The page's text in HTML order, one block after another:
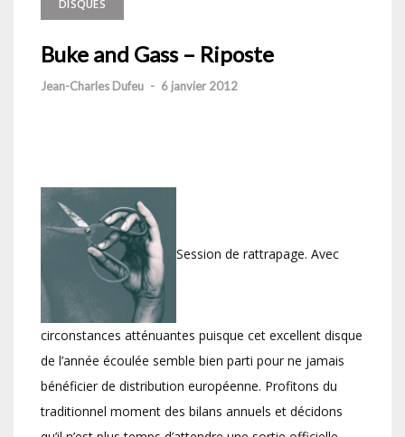
DISQUES
Buke and Gass – Riposte
Jean-Charles Dufeu - 6 janvier 2012
Session de rattrapage. Avec
circonstances atténuantes puisque cet excellent disque
de l’année écoulée semble bien parti pour ne jamais
bénéficier de distribution européenne. Profitons du
traditionnel moment des bilans annuels et décidons